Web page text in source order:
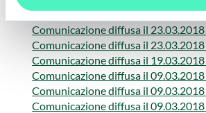
Comunicazione diffusa il
Comunicazione diffusa il
​Comunicazione diffusa il
Comunicazione diffusa il
Comunicazione diffusa il
​Comunicazione diffusa il
Comunicazione diffusa il